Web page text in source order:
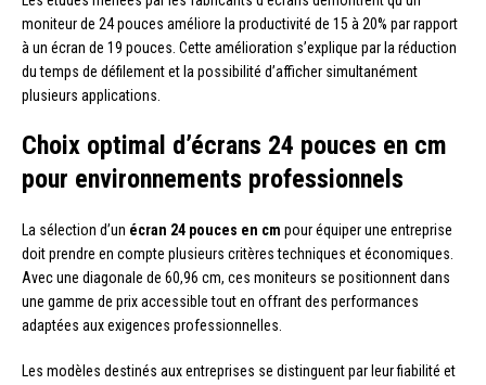
moniteur de 24 pouces améliore la productivité de 15 à 20% par rapport
à un écran de 19 pouces. Cette amélioration s’explique par la réduction
du temps de défilement et la possibilité d’afficher simultanément
plusieurs applications.
Choix optimal d’écrans 24 pouces en cm
pour environnements professionnels
La sélection d’un écran 24 pouces en cm pour équiper une entreprise
doit prendre en compte plusieurs critères techniques et économiques.
Avec une diagonale de 60,96 cm, ces moniteurs se positionnent dans
une gamme de prix accessible tout en offrant des performances
adaptées aux exigences professionnelles.
Les modèles destinés aux entreprises se distinguent par leur fiabilité et